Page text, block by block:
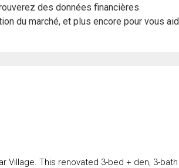
des données financières
du marché, et plus encore pour vous
Village. This renovated 3-bed + den, 3-bath